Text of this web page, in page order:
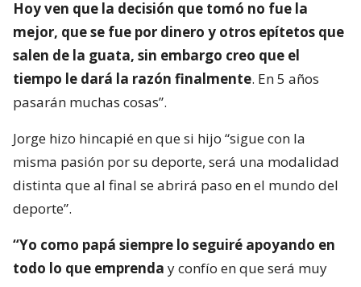
Hoy ven que la decisión que tomó no fue la
mejor, que se fue por dinero y otros epítetos que
salen de la guata, sin embargo creo que el
tiempo le dará la razón finalmente. En 5 años
pasarán muchas cosas”.
Jorge hizo hincapié en que si hijo “sigue con la
misma pasión por su deporte, será una modalidad
distinta que al final se abrirá paso en el mundo del
deporte”.
“Yo como papá siempre lo seguiré apoyando en
todo lo que emprenda y confío en que será muy